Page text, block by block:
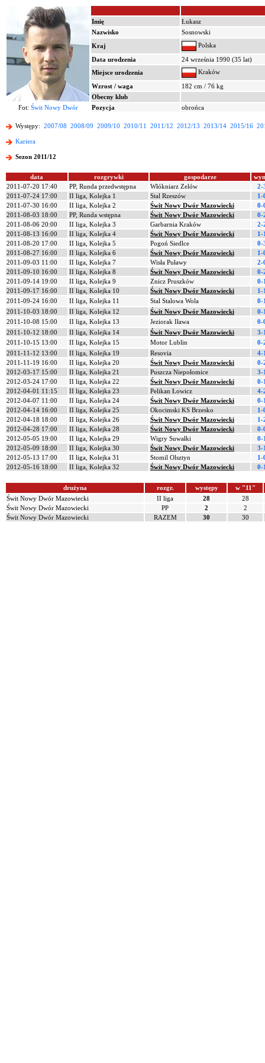
Imię
Łukasz
Nazwisko
Sosnowski
Kraj
Polska
Data urodzenia
24 września 1990 (35 lat)
Miejsce urodzenia
Kraków
Wzrost / waga
182 cm / 76 kg
Obecny klub
Fot: Świt Nowy Dwór Pozycja obrońca
Występy: 2007/08 2008/09 2009/10 2010/11 2011/12 2012/13 2013/14 2015/16
Kariera
Sezon 2011/12
data rozgrywki gospodarze
2011-07-20 17:40
PP, Runda przedwstępna Włókniarz Zelów
2-
2011-07-24 17:00
II liga, Kolejka 1 Stal Rzeszów
1-
2011-07-30 16:00
II liga, Kolejka 2 Świt Nowy Dwór Mazowiecki
0-
2011-08-03 18:00
PP, Runda wstępna Świt Nowy Dwór Mazowiecki
0-
2011-08-06 20:00
II liga, Kolejka 3 Garbarnia Kraków
2-
2011-08-13 16:00
II liga, Kolejka 4 Świt Nowy Dwór Mazowiecki
1-
2011-08-20 17:00
II liga, Kolejka 5 Pogoń Siedlce
0-
2011-08-27 16:00
II liga, Kolejka 6 Świt Nowy Dwór Mazowiecki
1-
2011-09-03 11:00
II liga, Kolejka 7 Wisła Puławy
2-
2011-09-10 16:00
II liga, Kolejka 8 Świt Nowy Dwór Mazowiecki
0-
2011-09-14 19:00
II liga, Kolejka 9 Znicz Pruszków
0-
2011-09-17 16:00
II liga, Kolejka 10 Świt Nowy Dwór Mazowiecki
1-
2011-09-24 16:00
II liga, Kolejka 11 Stal Stalowa Wola
0-
2011-10-03 18:00
II liga, Kolejka 12 Świt Nowy Dwór Mazowiecki
0-
2011-10-08 15:00
II liga, Kolejka 13 Jeziorak Iława
0-
2011-10-12 18:00
II liga, Kolejka 14 Świt Nowy Dwór Mazowiecki
3-
2011-10-15 13:00
II liga, Kolejka 15 Motor Lublin
0-
2011-11-12 13:00
II liga, Kolejka 19 Resovia
4-
2011-11-19 16:00
II liga, Kolejka 20 Świt Nowy Dwór Mazowiecki
0-
2012-03-17 15:00
II liga, Kolejka 21 Puszcza Niepołomice
3-
2012-03-24 17:00
II liga, Kolejka 22 Świt Nowy Dwór Mazowiecki
0-
2012-04-01 11:15
II liga, Kolejka 23 Pelikan Łowicz
4-
2012-04-07 11:00
II liga, Kolejka 24 Świt Nowy Dwór Mazowiecki
0-
2012-04-14 16:00
II liga, Kolejka 25 Okocimski KS Brzesko
1-
2012-04-18 18:00
II liga, Kolejka 26 Świt Nowy Dwór Mazowiecki
1-
2012-04-28 17:00
II liga, Kolejka 28 Świt Nowy Dwór Mazowiecki
0-
2012-05-05 19:00
II liga, Kolejka 29 Wigry Suwałki
0-
2012-05-09 18:00
II liga, Kolejka 30 Świt Nowy Dwór Mazowiecki
3-
2012-05-13 17:00
II liga, Kolejka 31 Stomil Olsztyn
1-
2012-05-16 18:00
II liga, Kolejka 32 Świt Nowy Dwór Mazowiecki 0-
drużyna rozgr. występy
w "11"
Świt Nowy Dwór Mazowiecki
II liga 28
28
Świt Nowy Dwór Mazowiecki
PP 2
2
Świt Nowy Dwór Mazowiecki
RAZEM 30 30